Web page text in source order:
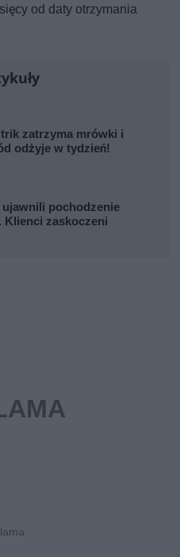
od daty otrzymania
zatrzyma mrówki i
odżyje w tydzień!
pochodzenie
Klienci zaskoczeni